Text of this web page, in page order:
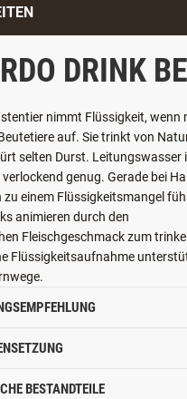
DRINK
nimmt Flüssigkeit, wenn
auf. Sie trinkt von
selten Durst. Leitungswasser
genug. Gerade bei
zu einem Flüssigkeitsmangel
animieren durch den
Fleischgeschmack zum
Flüssigkeitsaufnahme
BESTANDTEILE